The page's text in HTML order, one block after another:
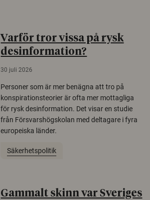
Varför tror vissa på rysk
desinformation?
30 juli 2026
Personer som är mer benägna att tro på
konspirationsteorier är ofta mer mottagliga
för rysk desinformation. Det visar en studie
från Försvarshögskolan med deltagare i fyra
europeiska länder.
Säkerhetspolitik
Gammalt skinn var Sveriges